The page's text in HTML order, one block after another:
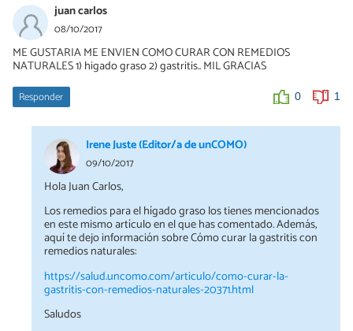
juan carlos
08/10/2017
ME GUSTARIA ME ENVIEN COMO CURAR CON REMEDIOS
NATURALES 1) higado graso 2) gastritis.. MIL GRACIAS
Responder 0 1
Irene Juste (Editor/a de unCOMO)
09/10/2017
Hola Juan Carlos,
Los remedios para el hígado graso los tienes mencionados
en este mismo artículo en el que has comentado. Además,
aquí te dejo información sobre Cómo curar la gastritis con
remedios naturales:
https://salud.uncomo.com/articulo/como-curar-la-
gastritis-con-remedios-naturales-20371.html
Saludos